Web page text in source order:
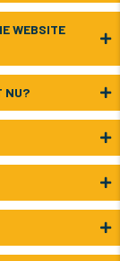
WEBSITE
NU?